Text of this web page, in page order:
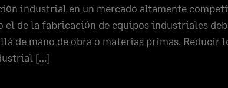
industrial en un mercado altamente
de la fabricación de equipos industriales
de mano de obra o materias primas. Reducir
[…]